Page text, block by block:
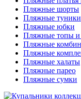
Пляжные шорты
Пляжные туники
Пляжные юбки
Пляжные топы и
Пляжные
Пляжные
Пляжные халаты
Пляжные парео
Пляжные сумки